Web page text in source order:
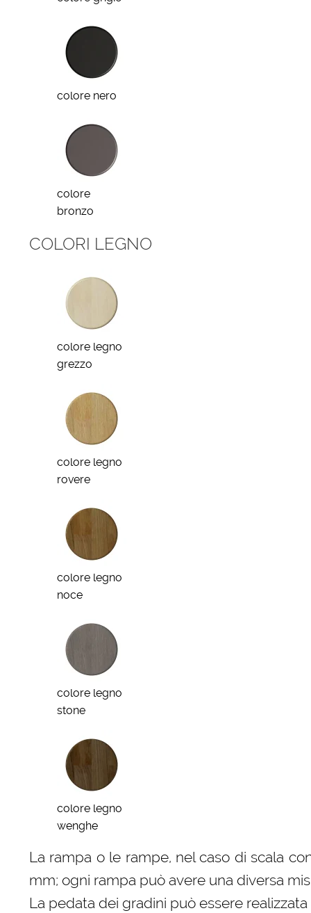
colore nero
colore
bronzo
COLORI LEGNO
colore legno
grezzo
colore legno
rovere
colore legno
noce
colore legno
stone
colore legno
wenghe
La rampa o le rampe, nel caso di scala
mm; ogni rampa può avere una diversa
La pedata dei gradini può essere